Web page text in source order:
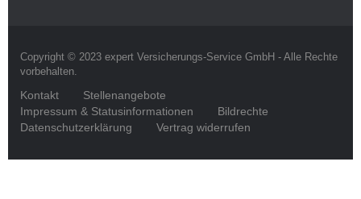
Copyright © 2023 expert Versicherungs-Service GmbH - Alle Rechte
vorbehalten.
Kontakt
Stellenangebote
Impressum & Statusinformationen
Bildrechte
Datenschutzerklärung
Vertrag widerrufen